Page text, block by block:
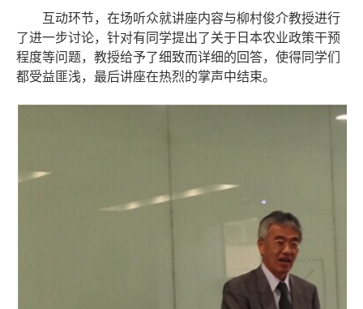
互动环节，在场听众就讲座内容与柳村俊介教授进行
了进一步讨论，针对有同学提出了关于日本农业政策干预
程度等问题，教授给予了细致而详细的回答，使得同学们
都受益匪浅，最后讲座在热烈的掌声中结束。